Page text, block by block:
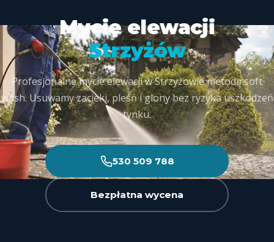
Mycie elewacji
Strzyżów
Profesjonalne mycie elewacji w Strzyżowie metodą soft
wash. Usuwamy zacieki, pleśń i glony bez ryzyka uszkodzeń
tynku.
530 509 788
Bezpłatna wycena